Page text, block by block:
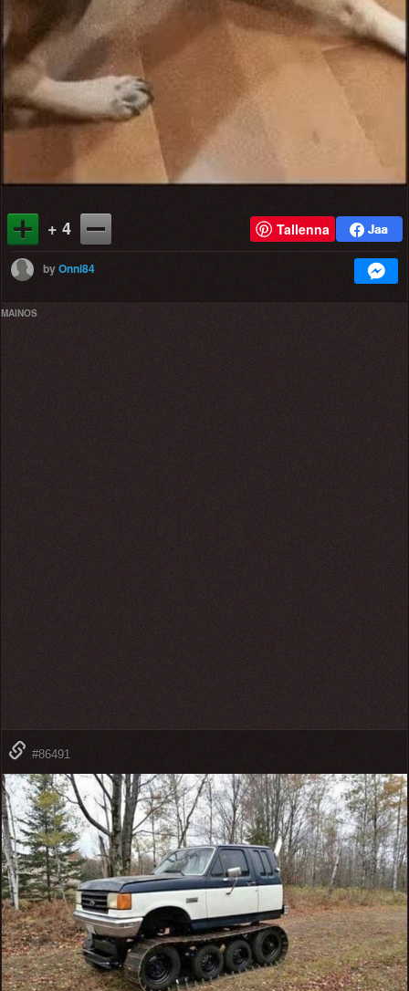
+ 4 Tallenna
byOnni84
MAINOS
#86491